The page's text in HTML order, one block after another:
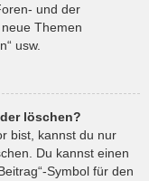
und der
Themen
usw.
löschen?
bist, kannst du nur
Du kannst einen
Symbol für den